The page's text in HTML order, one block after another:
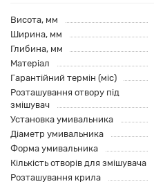
Висота, мм
Ширина, мм
Глибина, мм
Матеріал
Гарантійний термін (міс)
Розташування отвору під
змішувач
Установка умивальника
Діаметр умивальника
Форма умивальника
Кількість отворів для змішувача
Розташування крила